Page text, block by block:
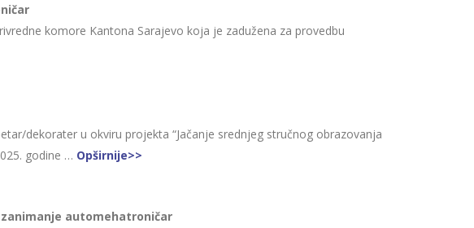
komore Kantona Sarajevo koja je zadužena za provedbu
dekorater u okviru projekta “Jačanje srednjeg stručnog obrazovanja
godine … Opširnije>>
automehatroničar